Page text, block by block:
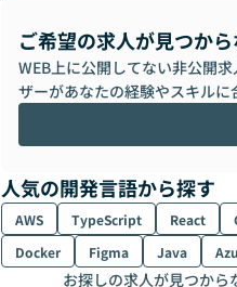
ご希望の求人が見つか
WEB上に公開してない非公開
ザーがあなたの経験やスキルに
人気の開発言語から探す
AWS TypeScript React
Docker
Figma Java
お探しの求人が見つから